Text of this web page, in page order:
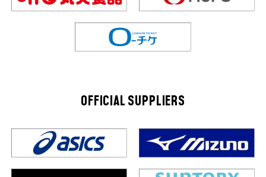
OFFICIAL SUPPLIERS